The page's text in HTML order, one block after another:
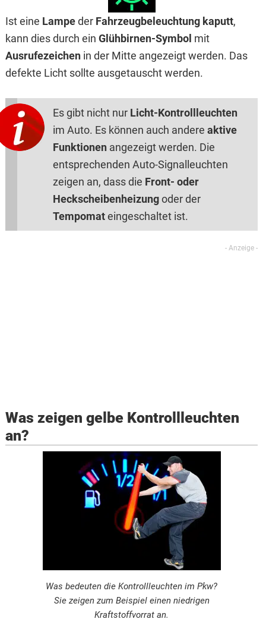
Ist eine Lampeder Fahrzeugbeleuchtung kaputt,
kann dies durch ein Glühbirnen-Symbol mit
Ausrufezeichenin der Mitte angezeigt werden. Das
defekte Licht sollte ausgetauscht werden.
Es gibt nicht nur Licht-Kontrollleuchten
im Auto. Es können auch andere aktive
Funktionen angezeigt werden. Die
entsprechenden Auto-Signalleuchten
zeigen an, dass die Front- oder
Heckscheibenheizungoder der
Tempomateingeschaltet ist.
Was zeigen gelbe Kontrollleuchten
an?
Was bedeuten die Kontrollleuchten im Pkw?
Sie zeigen zum Beispiel einen niedrigen
Kraftstoffvorrat an.